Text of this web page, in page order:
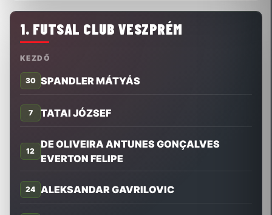
1. FUTSAL CLUB VESZPRÉM
KEZDŐ
30 SPANDLER MÁTYÁS
7 TATAI JÓZSEF
12
DE OLIVEIRA ANTUNES GONÇALVES
EVERTON FELIPE
24 ALEKSANDAR GAVRILOVIC